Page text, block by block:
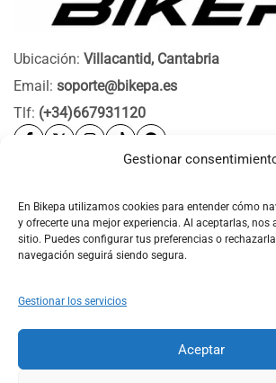
Gestionar
En Bikepa utilizamos cookies para entender cómo
y ofrecerte una mejor experiencia. Al aceptarlas, nos
sitio. Puedes configurar tus preferencias o
navegación seguirá siendo segura.
Gestionar los servicios
Aceptar
Ubicación: Villacantid, Cantabria
Email: soporte@bikepa.es
Tlf: (+34)667931120
Bikepa
Newsletter Bikepa
© 2026 Bikepa. Todos los derechos